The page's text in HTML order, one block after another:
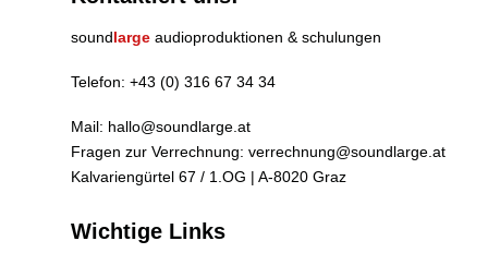
soundlarge audioproduktionen & schulungen
Telefon: +43 (0) 316 67 34 34
Mail: hallo@soundlarge.at
Fragen zur Verrechnung: verrechnung@soundlarge.at
Kalvariengürtel 67 / 1.OG | A-8020 Graz
Wichtige Links